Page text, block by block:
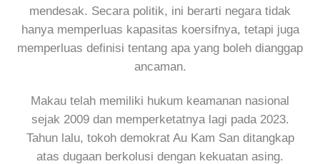
mendesak. Secara politik, ini berarti negara tidak
hanya memperluas kapasitas koersifnya, tetapi juga
memperluas definisi tentang apa yang boleh dianggap
ancaman.
Makau telah memiliki hukum keamanan nasional
sejak 2009 dan memperketatnya lagi pada 2023.
Tahun lalu, tokoh demokrat Au Kam San ditangkap
atas dugaan berkolusi dengan kekuatan asing.